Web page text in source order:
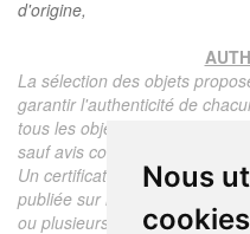
Nous
cookies
d'origine,
La sélection des objets
garantir l'authenticité de
tous les objets proposés sont
sauf avis contraire ou
Un certificat d'authenticité de
publiée sur le site, l'époque, le
ou plusieurs photographies en